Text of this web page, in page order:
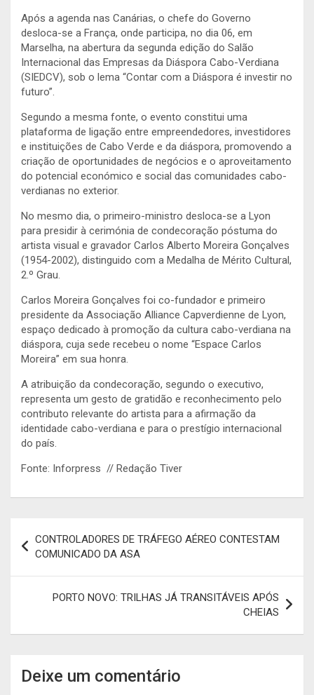
Após a agenda nas Canárias, o chefe do Governo
desloca-se a França, onde participa, no dia 06, em
Marselha, na abertura da segunda edição do Salão
Internacional das Empresas da Diáspora Cabo-Verdiana
(SIEDCV), sob o lema “Contar com a Diáspora é investir no
futuro”.
Segundo a mesma fonte, o evento constitui uma
plataforma de ligação entre empreendedores, investidores
e instituições de Cabo Verde e da diáspora, promovendo a
criação de oportunidades de negócios e o aproveitamento
do potencial económico e social das comunidades cabo-
verdianas no exterior.
No mesmo dia, o primeiro-ministro desloca-se a Lyon
para presidir à cerimónia de condecoração póstuma do
artista visual e gravador Carlos Alberto Moreira Gonçalves
(1954-2002), distinguido com a Medalha de Mérito Cultural,
2.º Grau.
Carlos Moreira Gonçalves foi co-fundador e primeiro
presidente da Associação Alliance Capverdienne de Lyon,
espaço dedicado à promoção da cultura cabo-verdiana na
diáspora, cuja sede recebeu o nome “Espace Carlos
Moreira” em sua honra.
A atribuição da condecoração, segundo o executivo,
representa um gesto de gratidão e reconhecimento pelo
contributo relevante do artista para a afirmação da
identidade cabo-verdiana e para o prestígio internacional
do país.
Fonte: Inforpress // Redação Tiver
de
artigos
CONTROLADORES DE TRÁFEGO AÉREO CONTESTAM
COMUNICADO DA ASA
PORTO NOVO: TRILHAS JÁ TRANSITÁVEIS APÓS
CHEIAS
Deixe um comentário